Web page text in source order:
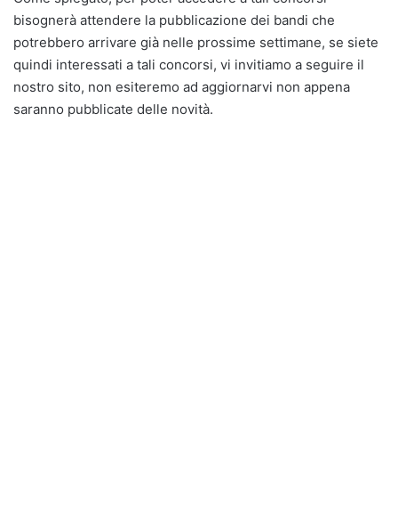
bisognerà attendere la pubblicazione dei bandi che
potrebbero arrivare già nelle prossime settimane, se siete
quindi interessati a tali concorsi, vi invitiamo a seguire il
nostro sito, non esiteremo ad aggiornarvi non appena
saranno pubblicate delle novità.